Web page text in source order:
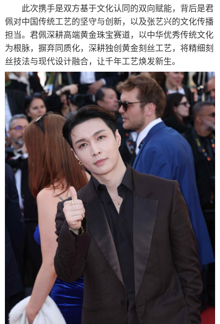
此次携手是双方基于文化认同的双向赋能，背后是君
佩对中国传统工艺的坚守与创新，以及张艺兴的文化传播
担当。君佩深耕高端黄金珠宝赛道，以中华优秀传统文化
为根脉，摒弃同质化，深耕独创黄金刻丝工艺，将精细刻
丝技法与现代设计融合，让千年工艺焕发新生。